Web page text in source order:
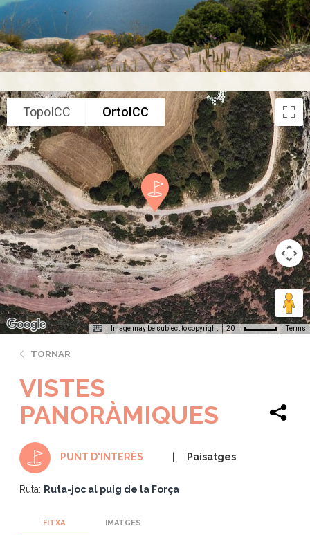
TopoICC OrtoICC
Image may be subject to copyright 20 m Terms
TORNAR
VISTES
PANORÀMIQUES
PUNT D'INTERÈS Paisatges
Ruta: Ruta-joc al puig de la Força
FITXA IMATGES